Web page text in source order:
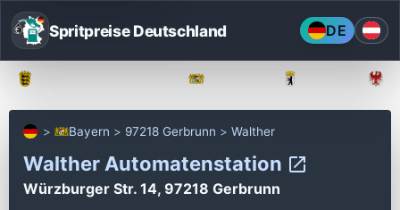
Spritpreise Deutschland DE
Bayern 97218 Gerbrunn Walther
Walther Automatenstation
Würzburger Str. 14, 97218 Gerbrunn